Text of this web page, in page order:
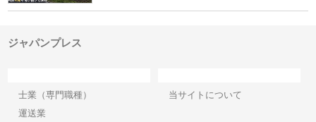
ジャパンプレス
士業（専門職種）
運送業
当サイトについて